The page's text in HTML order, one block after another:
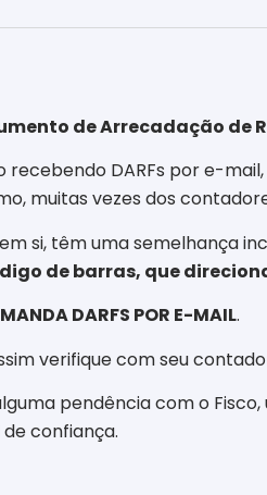
de Arrecadação de
DARFs por e-
muitas vezes dos
si, têm uma semelhança
de barras, que
DARFS POR E-MAIL.
verifique com seu
pendência com o
confiança.